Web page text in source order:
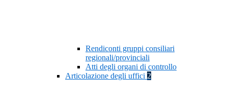
Rendiconti gruppi consiliari
regionali/provinciali
Atti degli organi di controllo
Articolazione degli uffici 2